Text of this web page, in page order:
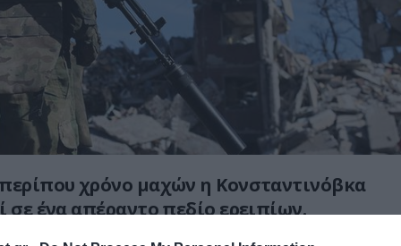
χρόνο μαχών η Κονσταντινόβκα
σε ένα απέραντο πεδίο ερειπίων.